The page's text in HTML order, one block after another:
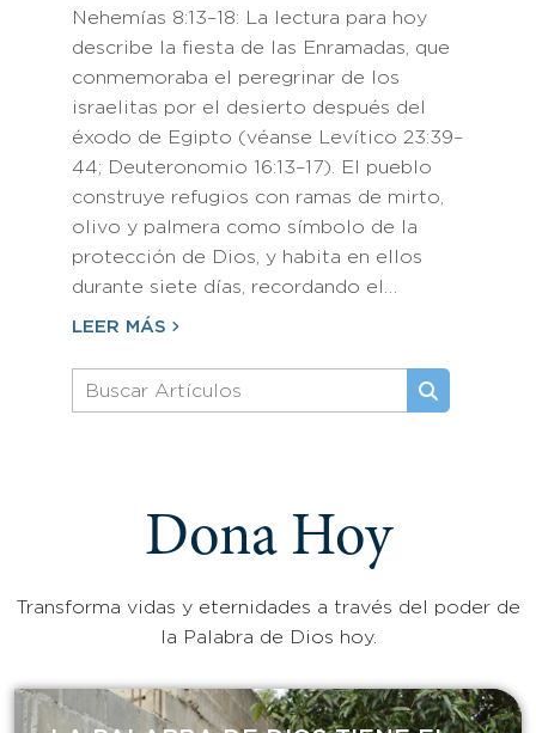
Nehemías 8:13–18: La lectura para hoy
describe la fiesta de las Enramadas, que
conmemoraba el peregrinar de los
israelitas por el desierto después del
éxodo de Egipto (véanse Levítico 23:39–
44; Deuteronomio 16:13–17). El pueblo
construye refugios con ramas de mirto,
olivo y palmera como símbolo de la
protección de Dios, y habita en ellos
durante siete días, recordando el…
LEER MÁS
Dona Hoy
Transforma vidas y eternidades a través del poder de
la Palabra de Dios hoy.